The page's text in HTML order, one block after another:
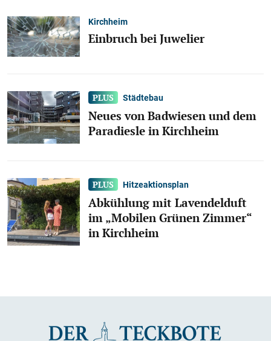
Kirchheim
Einbruch bei Juwelier
Städtebau
Neues von Badwiesen und dem
Paradiesle in Kirchheim
Hitzeaktionsplan
Abkühlung mit Lavendelduft
im „Mobilen Grünen Zimmer“
in Kirchheim